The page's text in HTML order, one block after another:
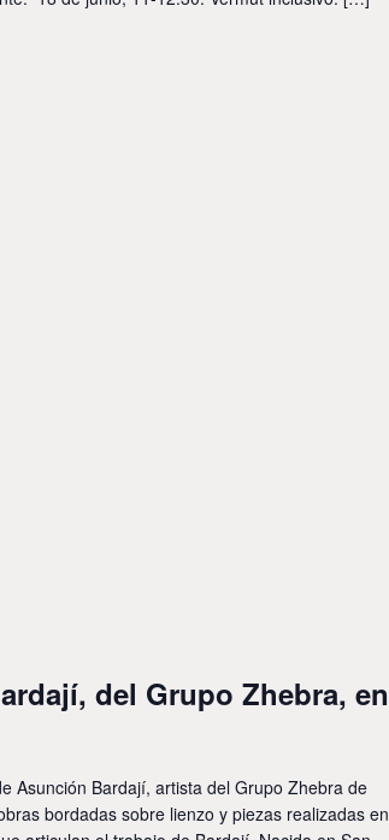
del Grupo Zhebra, en
Asunción Bardají, artista del Grupo Zhebra de
bordadas sobre lienzo y piezas realizadas en